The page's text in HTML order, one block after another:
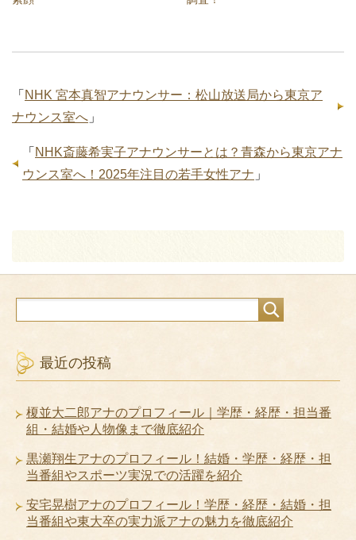
「 NHK 宮本真智アナウンサー：松山放送局から東京ア
ナウンス室へ 」
「 NHK斎藤希実子アナウンサーとは？青森から東京アナ
ウンス室へ！2025年注目の若手女性アナ 」
最近の投稿
榎並大二郎アナのプロフィール｜学歴・経歴・担当番
組・結婚や人物像まで徹底紹介
黒瀬翔生アナのプロフィール！結婚・学歴・経歴・担
当番組やスポーツ実況での活躍を紹介
安宅晃樹アナのプロフィール！学歴・経歴・結婚・担
当番組や東大卒の実力派アナの魅力を徹底紹介